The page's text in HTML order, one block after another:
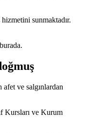
sunmaktadır.
afet ve salgınlardan
Kursları ve Kurum